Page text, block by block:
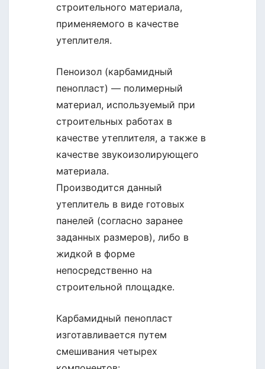
строительного материала,
применяемого в качестве
утеплителя.
Пеноизол (карбамидный
пенопласт) — полимерный
материал, используемый при
строительных работах в
качестве утеплителя, а также в
качестве звукоизолирующего
материала.
Производится данный
утеплитель в виде готовых
панелей (согласно заранее
заданных размеров), либо в
жидкой в форме
непосредственно на
строительной площадке.
Карбамидный пенопласт
изготавливается путем
смешивания четырех